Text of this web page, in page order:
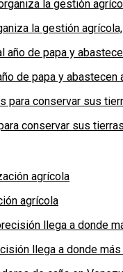
la gestión
de papa y
conservar sus tierras
agrícola
llega a donde